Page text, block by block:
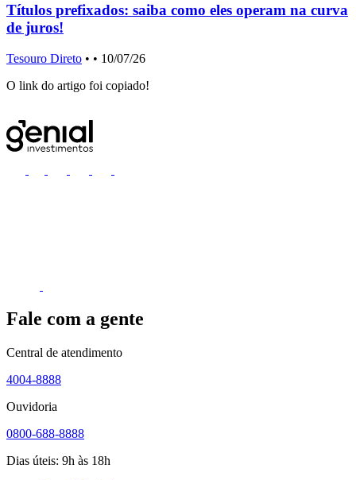
Títulos prefixados: saiba como eles operam na curva
de juros!
Tesouro Direto • • 10/07/26
O link do artigo foi copiado!
Fale com a gente
Central de atendimento
4004-8888
Ouvidoria
0800-688-8888
Dias úteis: 9h às 18h